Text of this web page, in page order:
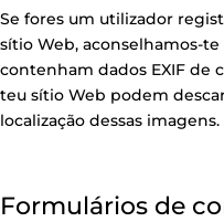
Se fores um utilizador
sítio Web, aconselhamos-
contenham dados EXIF de
teu sítio Web podem
localização dessas imagens.
Formulários de